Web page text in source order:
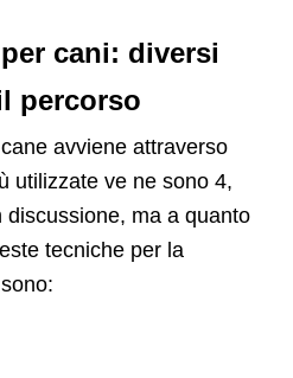
cani: diversi
percorso
avviene attraverso
utilizzate ve ne sono 4,
ma a quanto
tecniche per la